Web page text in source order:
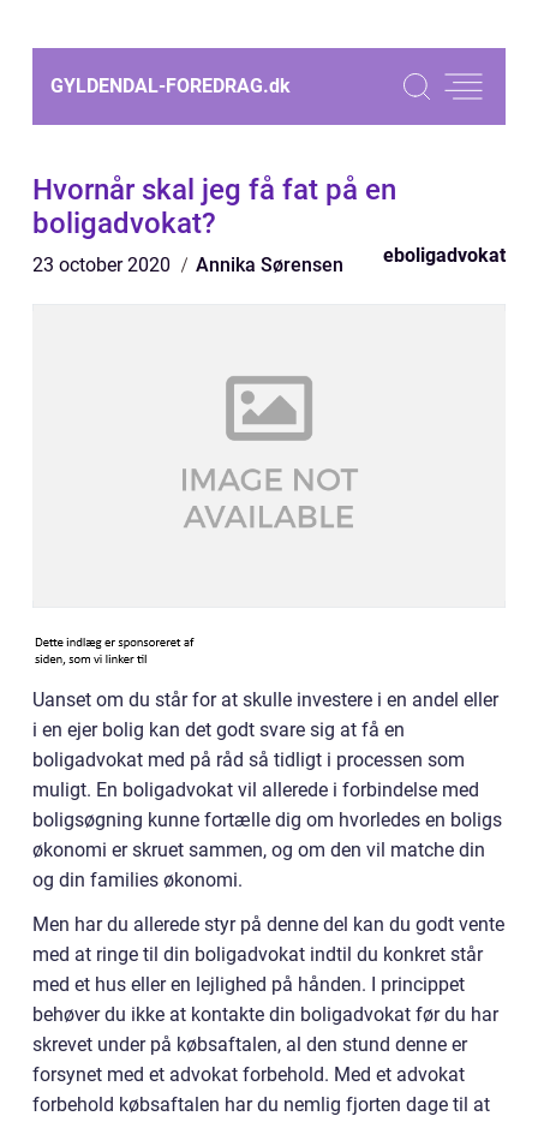
GYLDENDAL-FOREDRAG.dk
Hvornår skal jeg få fat på en
boligadvokat?
23 october 2020 Annika Sørensen eboligadvokat
Uanset om du står for at skulle investere i en andel eller
i en ejer bolig kan det godt svare sig at få en
boligadvokat med på råd så tidligt i processen som
muligt. En boligadvokat vil allerede i forbindelse med
boligsøgning kunne fortælle dig om hvorledes en boligs
økonomi er skruet sammen, og om den vil matche din
og din families økonomi.
Men har du allerede styr på denne del kan du godt vente
med at ringe til din boligadvokat indtil du konkret står
med et hus eller en lejlighed på hånden. I princippet
behøver du ikke at kontakte din boligadvokat før du har
skrevet under på købsaftalen, al den stund denne er
forsynet med et advokat forbehold. Med et advokat
forbehold købsaftalen har du nemlig fjorten dage til at